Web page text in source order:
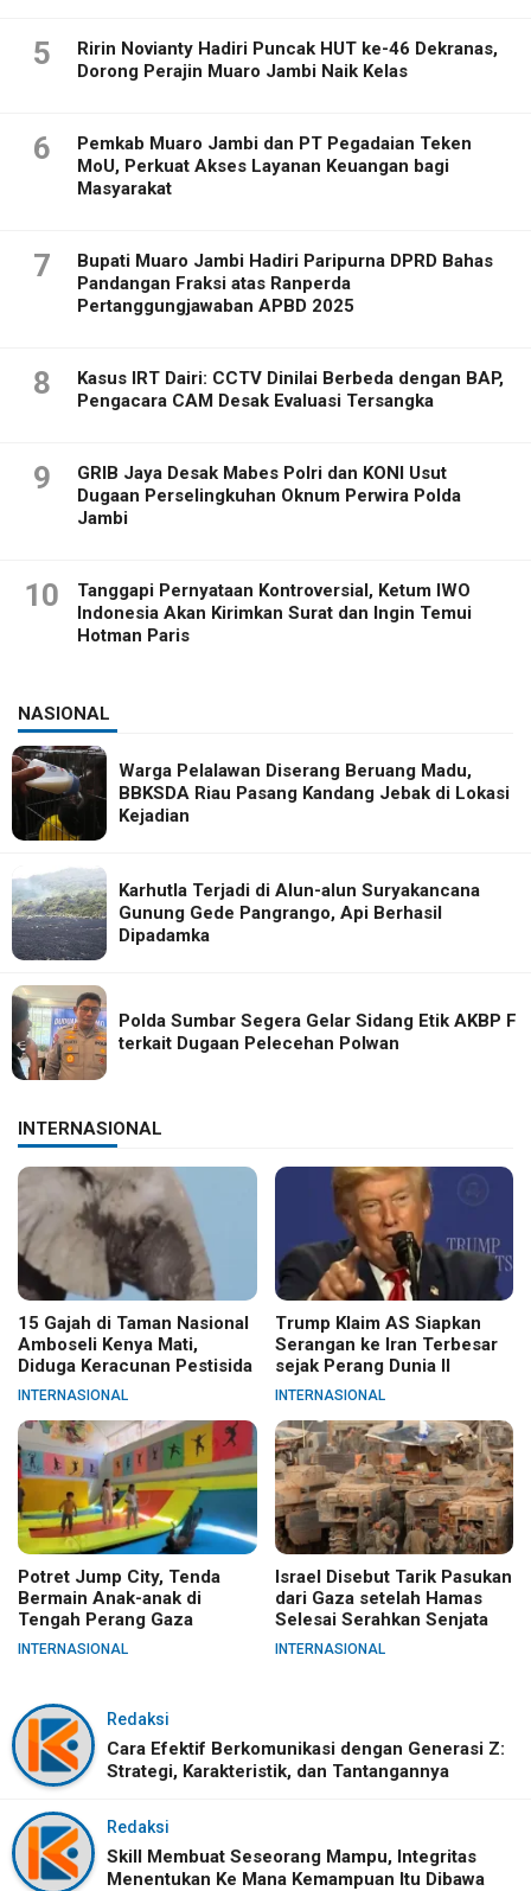
5
Ririn Novianty Hadiri Puncak HUT ke-46 Dekranas,
Dorong Perajin Muaro Jambi Naik Kelas
6
Pemkab Muaro Jambi dan PT Pegadaian Teken
MoU, Perkuat Akses Layanan Keuangan bagi
Masyarakat
7
Bupati Muaro Jambi Hadiri Paripurna DPRD Bahas
Pandangan Fraksi atas Ranperda
Pertanggungjawaban APBD 2025
8
Kasus IRT Dairi: CCTV Dinilai Berbeda dengan BAP,
Pengacara CAM Desak Evaluasi Tersangka
9
GRIB Jaya Desak Mabes Polri dan KONI Usut
Dugaan Perselingkuhan Oknum Perwira Polda
Jambi
10
Tanggapi Pernyataan Kontroversial, Ketum IWO
Indonesia Akan Kirimkan Surat dan Ingin Temui
Hotman Paris
NASIONAL
Warga Pelalawan Diserang Beruang Madu,
BBKSDA Riau Pasang Kandang Jebak di Lokasi
Kejadian
Karhutla Terjadi di Alun-alun Suryakancana
Gunung Gede Pangrango, Api Berhasil
Dipadamka
Polda Sumbar Segera Gelar Sidang Etik AKBP F
terkait Dugaan Pelecehan Polwan
INTERNASIONAL
15 Gajah di Taman Nasional
Amboseli Kenya Mati,
Diduga Keracunan Pestisida
INTERNASIONAL
Trump Klaim AS Siapkan
Serangan ke Iran Terbesar
sejak Perang Dunia II
INTERNASIONAL
Potret Jump City, Tenda
Bermain Anak-anak di
Tengah Perang Gaza
INTERNASIONAL
Israel Disebut Tarik Pasukan
dari Gaza setelah Hamas
Selesai Serahkan Senjata
INTERNASIONAL
Redaksi
Cara Efektif Berkomunikasi dengan Generasi Z:
Strategi, Karakteristik, dan Tantangannya
Redaksi
Skill Membuat Seseorang Mampu, Integritas
Menentukan Ke Mana Kemampuan Itu Dibawa